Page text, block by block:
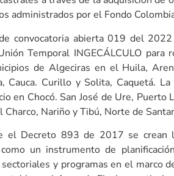
administrados por el Fondo
convocatoria abierta 019 del
Temporal INGECÁLCULO para
de Algeciras en el Huila,
Cauca. Curillo y Solita, Caquetá.
en Chocó. San José de Ure,
Charco, Nariño y Tibú, Norte de
el Decreto 893 de 2017 se crean
un instrumento de
y programas en el marco